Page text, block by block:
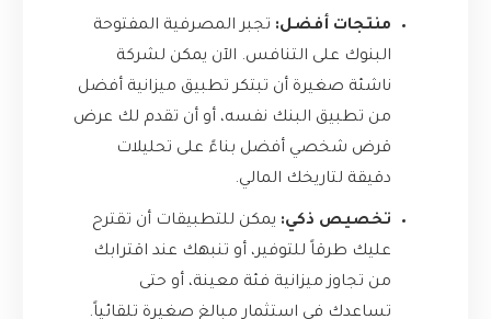
منتجات أفضل: تجبر المصرفية المفتوحة
البنوك على التنافس. الآن يمكن لشركة
ناشئة صغيرة أن تبتكر تطبيق ميزانية أفضل
من تطبيق البنك نفسه، أو أن تقدم لك عرض
قرض شخصي أفضل بناءً على تحليلات
دقيقة لتاريخك المالي.
تخصيص ذكي: يمكن للتطبيقات أن تقترح
عليك طرقاً للتوفير، أو تنبهك عند اقترابك
من تجاوز ميزانية فئة معينة، أو حتى
تساعدك في استثمار مبالغ صغيرة تلقائياً.